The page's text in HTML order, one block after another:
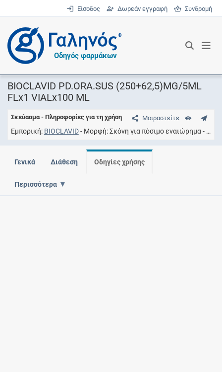
Είσοδος Δωρεάν εγγραφή Συνδρομή
®
Οδηγός φαρμάκων
BIOCLAVID PD.ORA.SUS (250+62,5)MG/5ML
FLx1 VIALx100 ML
Μοιραστείτε
Σκεύασμα - Πληροφορίες για τη χρήση
Εμπορική BIOCLAVID Μορφή Σκόνη για πόσιμο εναιώρημα
Γενικά Διάθεση Οδηγίες χρήσης
Περισσότερα